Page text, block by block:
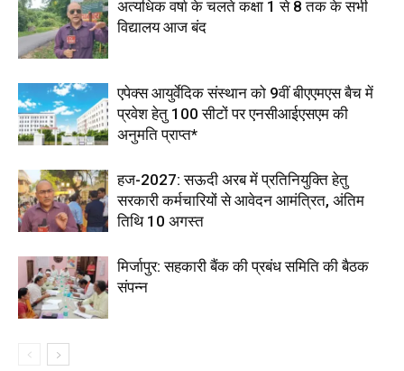
अत्यधिक वर्षा के चलते कक्षा 1 से 8 तक के सभी
विद्यालय आज बंद
एपेक्स आयुर्वेदिक संस्थान को 9वीं बीएएमएस बैच में
प्रवेश हेतु 100 सीटों पर एनसीआईएसएम की
अनुमति प्राप्त*
हज-2027: सऊदी अरब में प्रतिनियुक्ति हेतु
सरकारी कर्मचारियों से आवेदन आमंत्रित, अंतिम
तिथि 10 अगस्त
मिर्जापुर: सहकारी बैंक की प्रबंध समिति की बैठक
संपन्न